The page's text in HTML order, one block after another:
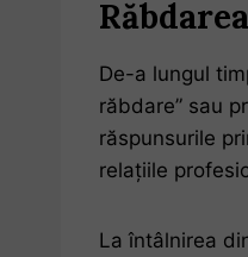
De-a lungul
răbdare” sau
răspunsurile
relațiile
La întâlnirea